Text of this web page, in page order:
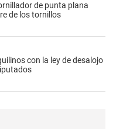
de punta plana
de los tornillos
con la ley de desalojo